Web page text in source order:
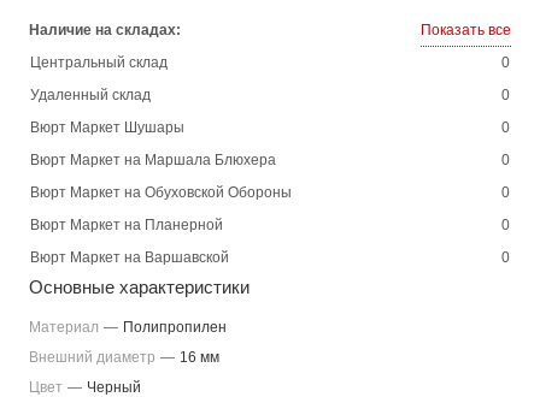
Наличие на складах:
Показать все
Центральный склад
0
Удаленный склад
0
Вюрт Маркет Шушары
0
Вюрт Маркет на Маршала Блюхера
0
Вюрт Маркет на Обуховской Обороны
0
Вюрт Маркет на Планерной
0
Вюрт Маркет на Варшавской
0
Основные характеристики
Материал — Полипропилен
Внешний диаметр — 16 мм
Цвет — Черный